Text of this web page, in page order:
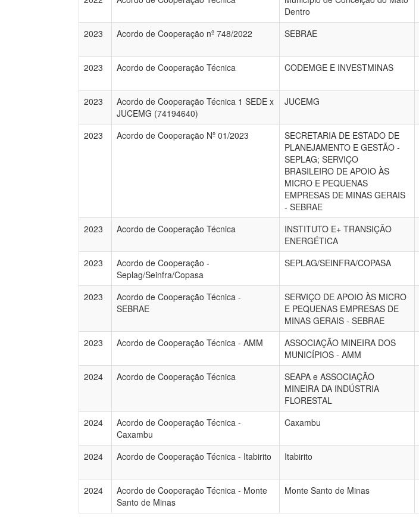
Dentro
2023 Acordo de Cooperação nº 748/2022 SEBRAE
2023 Acordo de Cooperação Técnica CODEMGE E INVESTMINAS
2023
Acordo de Cooperação Técnica 1 SEDE x
JUCEMG (74194640)
JUCEMG
2023 Acordo de Cooperação Nº 01/2023
SECRETARIA DE ESTADO DE
PLANEJAMENTO E GESTÃO -
SEPLAG; SERVIÇO
BRASILEIRO DE APOIO ÀS
MICRO E PEQUENAS
EMPRESAS DE MINAS GERAIS
- SEBRAE
2023 Acordo de Cooperação Técnica
INSTITUTO E+ TRANSIÇÃO
ENERGÉTICA
2023
Acordo de Cooperação -
Seplag/Seinfra/Copasa
SEPLAG/SEINFRA/COPASA
2023
Acordo de Cooperação Técnica -
SEBRAE
SERVIÇO DE APOIO ÀS MICRO
E PEQUENAS EMPRESAS DE
MINAS GERAIS - SEBRAE
2023 Acordo de Cooperação Técnica - AMM
ASSOCIAÇÃO MINEIRA DOS
MUNICÍPIOS - AMM
2024 Acordo de Cooperação Técnica
SEAPA e ASSOCIAÇÃO
MINEIRA DA INDÚSTRIA
FLORESTAL
2024
Acordo de Cooperação Técnica -
Caxambu
Caxambu
2024 Acordo de Cooperação Técnica - Itabirito Itabirito
2024
Acordo de Cooperação Técnica - Monte
Santo de Minas
Monte Santo de Minas